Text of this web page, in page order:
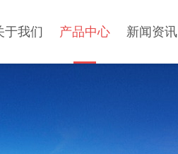
于我们 产品中心 新闻资讯